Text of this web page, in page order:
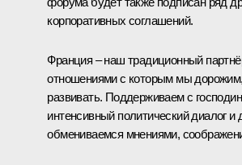
корпоративных соглашений.
Франция – наш традиционный
отношениями с которым мы
развивать. Поддерживаем с
интенсивный политический диалог и
обмениваемся мнениями,